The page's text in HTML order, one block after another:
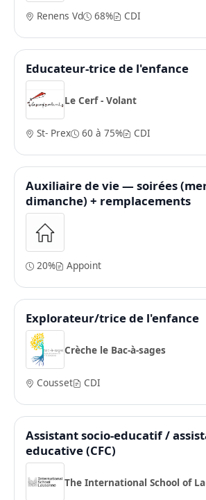
Renens Vd 68% CDI
Educateur-trice de l'enfance
Le Cerf - Volant
St- Prex 60 à 75% CDI
Auxiliaire de vie — soirées
dimanche) + remplacements
20% Appoint
Explorateur/trice de l'enfance
Crèche le Bac-à-sages
Cousset CDI
Assistant socio-educatif /
educative (CFC)
The International School of